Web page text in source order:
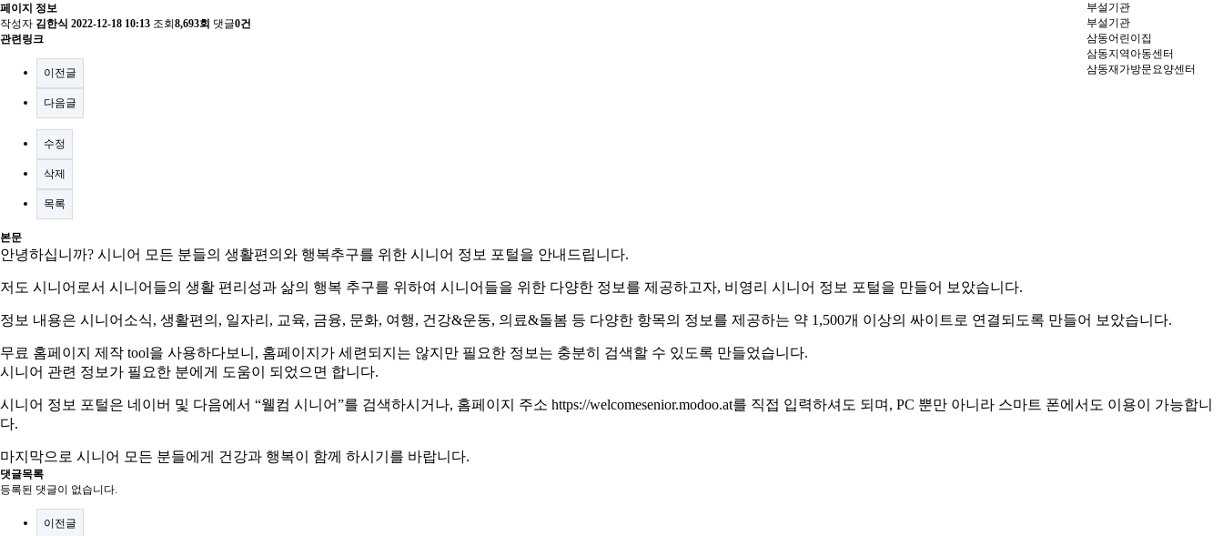
부설기관
부설기관
삼동어린이집
삼동지역아동센터
삼동재가방문요양센터
페이지 정보
작성자 김한식 2022-12-18 10:13 조회 8,693회 댓글0건
관련링크
이전글
다음글
수정
삭제
목록
본문
안녕하십니까? 시니어 모든 분들의 생활편의와 행복추구를 위한 시니어 정보 포털을 안내드립니다.
저도 시니어로서 시니어들의 생활 편리성과 삶의 행복 추구를 위하여 시니어들을 위한 다양한 정보를 제공하고자, 비영리 시니어 정보 포털을 만들어 보았습니다.
정보 내용은 시니어소식, 생활편의 , 일자리 , 교육, 금융, 문화, 여행, 건강&운동, 의료&돌봄 등 다양한 항목의 정보를 제공하는 약 1,500개 이상의 싸이트로 연결되도록 만들어 보았습니다.
무료 홈페이지 제작 tool을 사용하다보니 , 홈페이지가 세련되지는 않지만 필요한 정보는 충분히 검색할 수 있도록 만들었습니다.
시니어 관련 정보가 필요한 분에게 도움이 되었으면 합니다.
시니어 정보 포털은 네이버 및 다음에서 “웰컴 시니어”를 검색하시거나, 홈페이지 주소 https://welcomesenior.modoo.at를 직접 입력하셔도 되며 , PC 뿐만 아니라 스마트 폰에서도 이용이 가능합니
다.
마지막으로 시니어 모든 분들에게 건강과 행복이 함께 하시기를 바랍니다.
댓글목록
등록된 댓글이 없습니다.
이전글